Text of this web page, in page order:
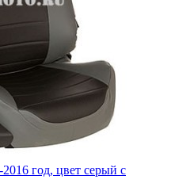
год, цвет серый с